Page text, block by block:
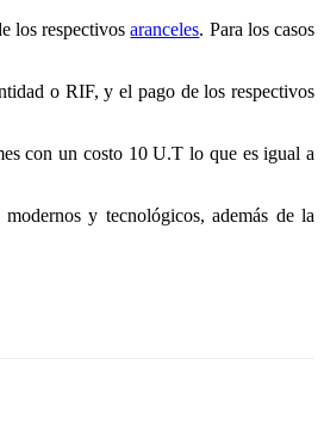
los respectivosaranceles. Para los casos
o RIF, y el pago de los respectivos
con un costo 10 U.T lo que es igual a
y tecnológicos, además de la